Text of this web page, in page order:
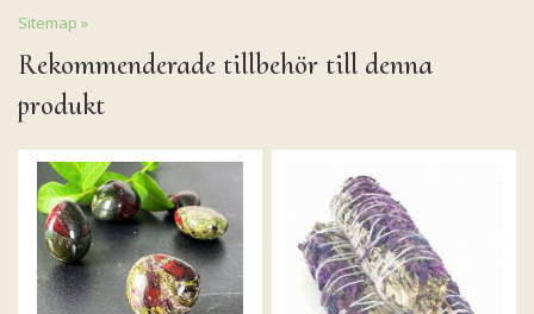
Sitemap »
Rekommenderade tillbehör till denna
produkt